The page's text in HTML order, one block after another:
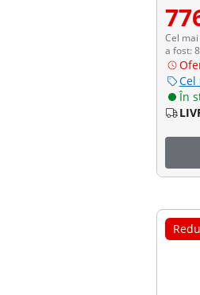
Cel
a fost:
În